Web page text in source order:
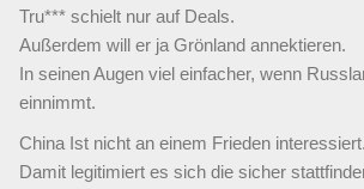
Tru*** schielt nur auf Deals.
Außerdem will er ja Grönland annektieren.
In seinen Augen viel einfacher, wenn
einnimmt.
China Ist nicht an einem Frieden interessiert.
Damit legitimiert es sich die sicher